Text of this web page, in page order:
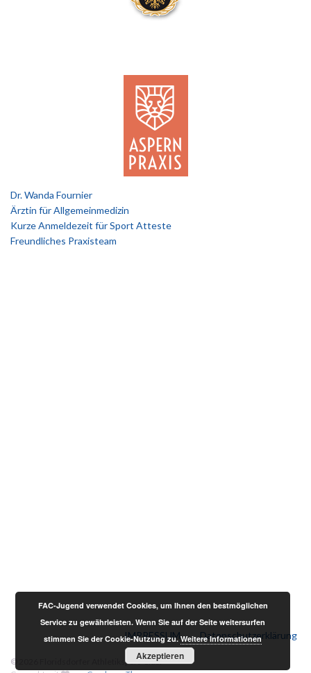
Dr. Wanda Fournier
Ärztin für Allgemeinmedizin
Kurze Anmeldezeit für Sport Atteste
Freundliches Praxisteam
IMPRESSUM Datenschutzerklärung
© 2026 Floridsdorfer Athletiksport-Club.
FAC-Jugend verwendet Cookies, um Ihnen den bestmöglichen
Service zu gewährleisten. Wenn Sie auf der Seite weitersurfen
stimmen Sie der Cookie-Nutzung zu.Weitere Informationen
Akzeptieren